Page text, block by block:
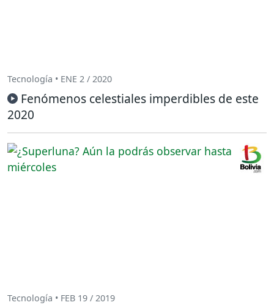
Tecnología • ENE 2 / 2020
Fenómenos celestiales imperdibles de este
2020
Tecnología • FEB 19 / 2019